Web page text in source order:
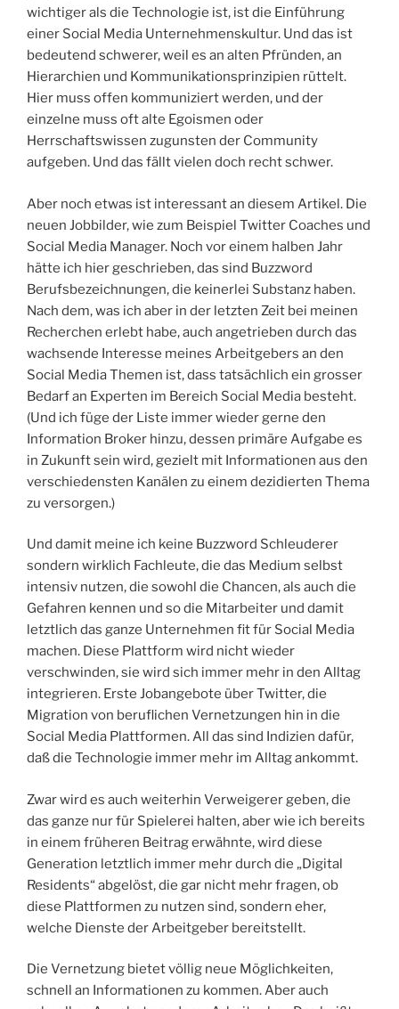
wichtiger als die Technologie ist, ist die Einführung
einer Social Media Unternehmenskultur. Und das ist
bedeutend schwerer, weil es an alten Pfründen, an
Hierarchien und Kommunikationsprinzipien rüttelt.
Hier muss offen kommuniziert werden, und der
einzelne muss oft alte Egoismen oder
Herrschaftswissen zugunsten der Community
aufgeben. Und das fällt vielen doch recht schwer.
Aber noch etwas ist interessant an diesem Artikel. Die
neuen Jobbilder, wie zum Beispiel Twitter Coaches und
Social Media Manager. Noch vor einem halben Jahr
hätte ich hier geschrieben, das sind Buzzword
Berufsbezeichnungen, die keinerlei Substanz haben.
Nach dem, was ich aber in der letzten Zeit bei meinen
Recherchen erlebt habe, auch angetrieben durch das
wachsende Interesse meines Arbeitgebers an den
Social Media Themen ist, dass tatsächlich ein grosser
Bedarf an Experten im Bereich Social Media besteht.
(Und ich füge der Liste immer wieder gerne den
Information Broker hinzu, dessen primäre Aufgabe es
in Zukunft sein wird, gezielt mit Informationen aus den
verschiedensten Kanälen zu einem dezidierten Thema
zu versorgen.)
Und damit meine ich keine Buzzword Schleuderer
sondern wirklich Fachleute, die das Medium selbst
intensiv nutzen, die sowohl die Chancen, als auch die
Gefahren kennen und so die Mitarbeiter und damit
letztlich das ganze Unternehmen fit für Social Media
machen. Diese Plattform wird nicht wieder
verschwinden, sie wird sich immer mehr in den Alltag
integrieren. Erste Jobangebote über Twitter, die
Migration von beruflichen Vernetzungen hin in die
Social Media Plattformen. All das sind Indizien dafür,
daß die Technologie immer mehr im Alltag ankommt.
Zwar wird es auch weiterhin Verweigerer geben, die
das ganze nur für Spielerei halten, aber wie ich bereits
in einem früheren Beitrag erwähnte, wird diese
Generation letztlich immer mehr durch die „Digital
Residents“ abgelöst, die gar nicht mehr fragen, ob
diese Plattformen zu nutzen sind, sondern eher,
welche Dienste der Arbeitgeber bereitstellt.
Die Vernetzung bietet völlig neue Möglichkeiten,
schnell an Informationen zu kommen. Aber auch